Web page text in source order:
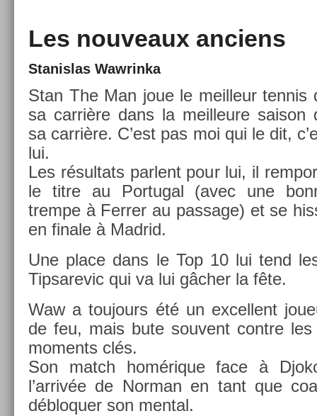
Les nouveaux an­ciens
Stanis­las Waw­rinka
Stan The Man joue le meil­leur ten­nis
sa carrière dans la meil­leure saison
sa carrière. C’est pas moi qui le dit,
lui.
Les résul­tats par­lent pour lui, il
le titre au Por­tug­al (avec une
trem­pe à Ferr­er au pas­sage) et se
en fin­ale à Mad­rid.
Une place dans le Top 10 lui tend
Tip­sarevic qui va lui gâcher la fête.
Waw a toujours été un ex­cel­lent
de feu, mais bute souvent con­tre
mo­ments clés.
Son match homérique face à
l’arrivée de Nor­man en tant que
débloqu­er son ment­al.